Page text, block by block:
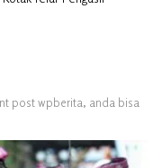
post wpberita, anda bisa